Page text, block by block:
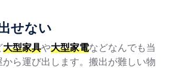
せない
大型家具や大型家電などなんでも当
ら運び出します。搬出が難しい物